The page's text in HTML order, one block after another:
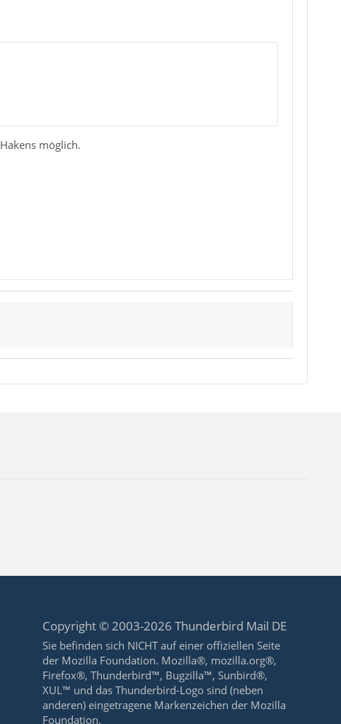
möglich.
Copyright © 2003-2026 Thunderbird Mail DE
Sie befinden sich NICHT auf einer offiziellen Seite
der Mozilla Foundation. Mozilla®, mozilla.org®,
Firefox®, Thunderbird™, Bugzilla™, Sunbird®,
XUL™ und das Thunderbird-Logo sind (neben
anderen) eingetragene Markenzeichen der Mozilla
Foundation.